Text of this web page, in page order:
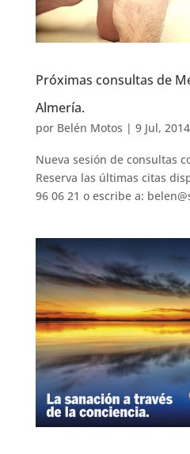
Próximas consultas de
Almería.
por Belén Motos | 9 Jul, 2014
Nueva sesión de consultas
Reserva las últimas citas
96 06 21 o escribe a: